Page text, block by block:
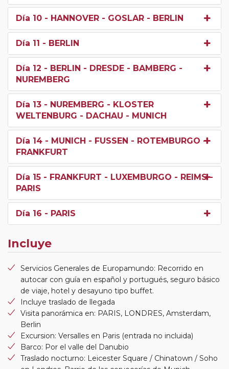
Día 10 - HANNOVER - GOSLAR - BERLIN
Día 11 - BERLIN
Día 12 - BERLIN - DRESDE - BAMBERG -
NUREMBERG
Día 13 - NUREMBERG - KLOSTER
WELTENBURG - DACHAU - MUNICH
Día 14 - MUNICH - FUSSEN - ROTEMBURGO -
FRANKFURT
Día 15 - FRANKFURT - LUXEMBURGO - REIMS -
PARIS
Día 16 - PARIS
Incluye
Servicios Generales de Europamundo: Recorrido en
autocar con guía en español y portugués, seguro básico
de viaje, hotel y desayuno tipo buffet.
Incluye traslado de llegada
Visita panorámica en: PARIS, LONDRES, Amsterdam,
Berlin
Excursion: Versalles en Paris (entrada no incluida)
Barco: Por el valle del Danubio
Traslado nocturno: Leicester Square / Chinatown / Soho